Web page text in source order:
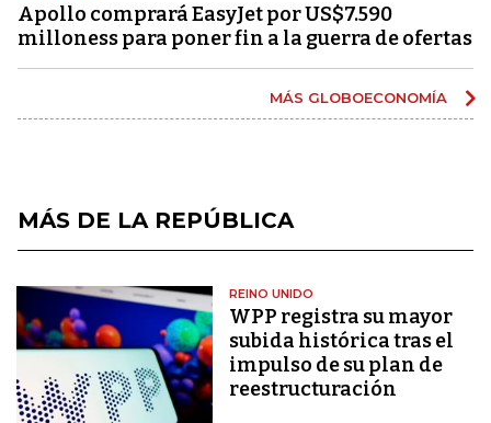
Apollo comprará EasyJet por US$7.590
milloness para poner fin a la guerra de ofertas
MÁS GLOBOECONOMÍA
MÁS DE LA REPÚBLICA
REINO UNIDO
WPP registra su mayor
subida histórica tras el
impulso de su plan de
reestructuración